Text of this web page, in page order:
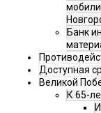
Банк
Доступная
Великой
К 65-